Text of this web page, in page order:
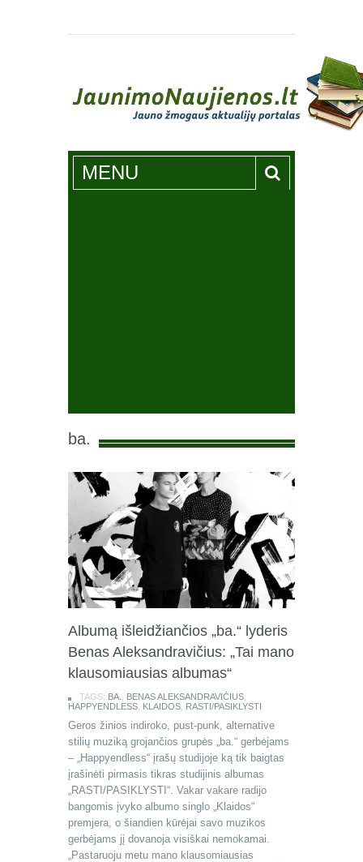
Jaunimonaujienos.lt
MENU
ba.
Albumą išleidžiančios „ba.“ lyderis
Benas Aleksandravičius: „Tai mano
klausomiausias albumas“
TAGS: BA. BENAS ALEKSANDRAVIČIUS
HAPPYENDLESS KLAIDOS RASTI/PASIKLYSTI
Geros žinios indiroko, pust-punk, alternative
stilių muziką grojančios grupės „ba.“ gerbėjams
– „Happyendless“ įrašų studijoje ką tik baigtas
įrašinėti pirmasis tikras studijinis albumas
„RASTI/PASIKLYSTI“. Vakar vakare radijo
bangomis įvyko albumo singlo „Klaidos“
premjera, o šiandien kūrėjai savo muzikos
gerbėjams jį dovanoja visiškai nemokamai.
„Pastaruoju metu mano klausomiausias